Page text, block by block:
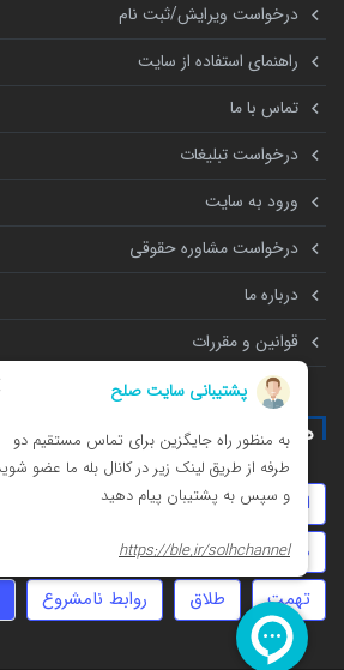
درخواست ویرایش/ثبت نام
راهنمای استفاده از سایت
تماس با ما
درخواست تبلیغات
ورود به سایت
درخواست مشاوره حقوقی
درباره ما
قوانین و مقررات
همه چیز درباره
انحصار وراثت سرقت
موجر و مستاجر
ارث
تهمت
طلاق روابط نامشروع